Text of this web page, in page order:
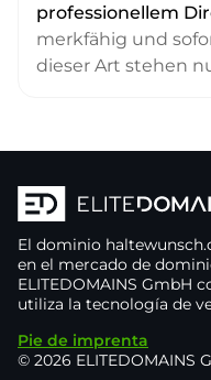
professionellem
merkfähig und
dieser Art stehen
El dominio
en el mercado de
ELITEDOMAINS GmbH
utiliza la tecnología de
Pie de imprenta
© 2026 ELITEDOMAINS